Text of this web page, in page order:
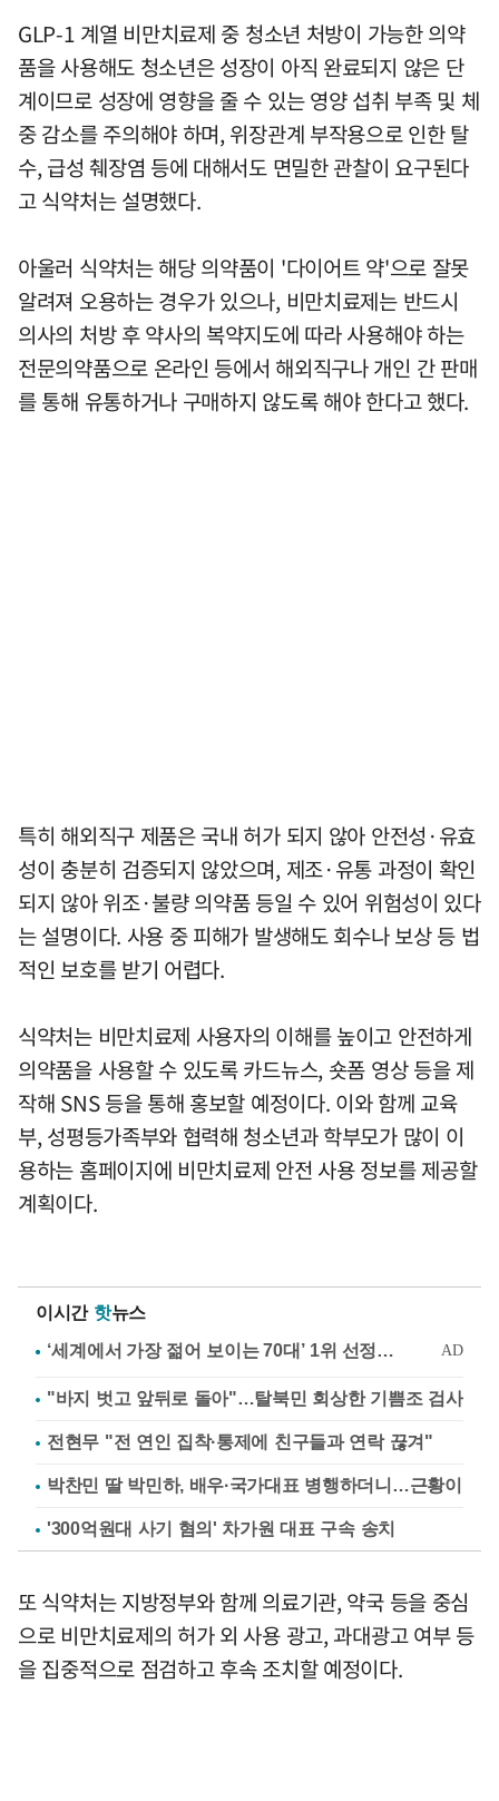
GLP-1 계열 비만치료제 중 청소년 처방이 가능한 의약
품을 사용해도 청소년은 성장이 아직 완료되지 않은 단
계이므로 성장에 영향을 줄 수 있는 영양 섭취 부족 및 체
중 감소를 주의해야 하며, 위장관계 부작용으로 인한 탈
수, 급성 췌장염 등에 대해서도 면밀한 관찰이 요구된다
고 식약처는 설명했다.
아울러 식약처는 해당 의약품이 '다이어트 약'으로 잘못
알려져 오용하는 경우가 있으나, 비만치료제는 반드시
의사의 처방 후 약사의 복약지도에 따라 사용해야 하는
전문의약품으로 온라인 등에서 해외직구나 개인 간 판매
를 통해 유통하거나 구매하지 않도록 해야 한다고 했다.
특히 해외직구 제품은 국내 허가 되지 않아 안전성·유효
성이 충분히 검증되지 않았으며, 제조·유통 과정이 확인
되지 않아 위조·불량 의약품 등일 수 있어 위험성이 있다
는 설명이다. 사용 중 피해가 발생해도 회수나 보상 등 법
적인 보호를 받기 어렵다.
식약처는 비만치료제 사용자의 이해를 높이고 안전하게
의약품을 사용할 수 있도록 카드뉴스, 숏폼 영상 등을 제
작해 SNS 등을 통해 홍보할 예정이다. 이와 함께 교육
부, 성평등가족부와 협력해 청소년과 학부모가 많이 이
용하는 홈페이지에 비만치료제 안전 사용 정보를 제공할
계획이다.
이시간 핫뉴스
"바지 벗고 앞뒤로 돌아"…탈북민 회상한 기쁨조 검사
전현무 "전 연인 집착·통제에 친구들과 연락 끊겨"
박찬민 딸 박민하, 배우·국가대표 병행하더니…근황이
'300억원대 사기 혐의' 차가원 대표 구속 송치
또 식약처는 지방정부와 함께 의료기관, 약국 등을 중심
으로 비만치료제의 허가 외 사용 광고, 과대광고 여부 등
을 집중적으로 점검하고 후속 조치할 예정이다.